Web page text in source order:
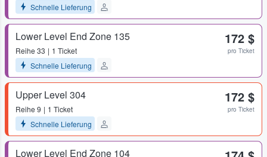
Schnelle Lieferung
Lower Level End Zone 135
Reihe 33
1 Ticket
Schnelle Lieferung
172 $
pro Ticket
Upper Level 304
Reihe 9
1 Ticket
Schnelle Lieferung
172 $
pro Ticket
Lower Level End Zone 104